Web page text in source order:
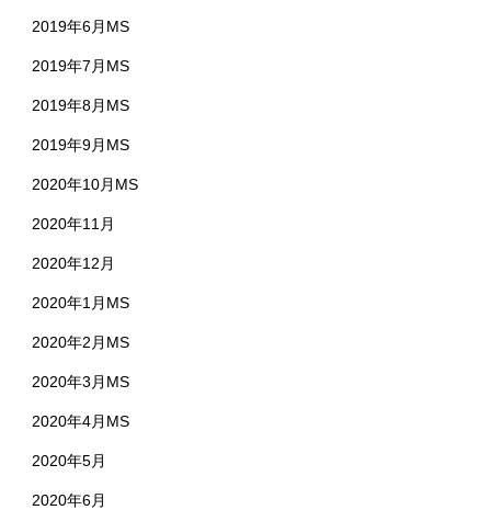
2019年6月MS
2019年7月MS
2019年8月MS
2019年9月MS
2020年10月MS
2020年11月
2020年12月
2020年1月MS
2020年2月MS
2020年3月MS
2020年4月MS
2020年5月
2020年6月